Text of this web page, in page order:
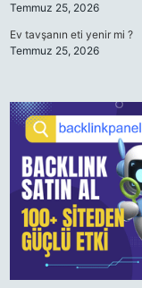
Temmuz 25, 2026
Ev tavşanın eti yenir mi ?
Temmuz 25, 2026